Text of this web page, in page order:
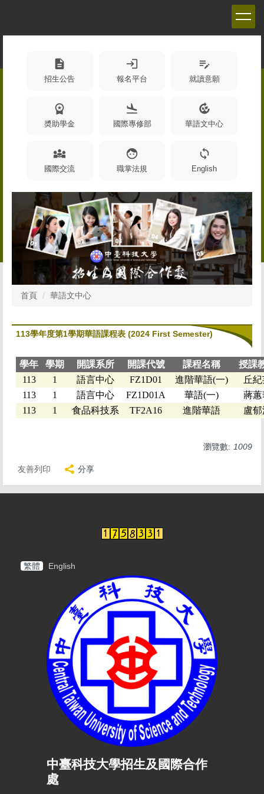
description
招生公告
login
報名平台
edit_note
就讀意願
workspace_premium
奬助學金
flight_land
國際專修部
compost
華語文中心
diversity_3
國際交流
face
職掌法規
sync
English
首頁 華語文中心
113學年度第1學期華語課程表 (2024 First Semester)
學年 學期 開課系所 開課代號 課程名稱
授課
113
1 語言中心 FZ1D01 進階華語(一)
丘
113
1 語言中心 FZ1D01A 華語(一)
蔣蕙
113
1 食品科技系 TF2A16 進階華語 盧
瀏覽數: 1009
友善列印 分享
繁體 English
中臺科技大學招生及國際合作
處